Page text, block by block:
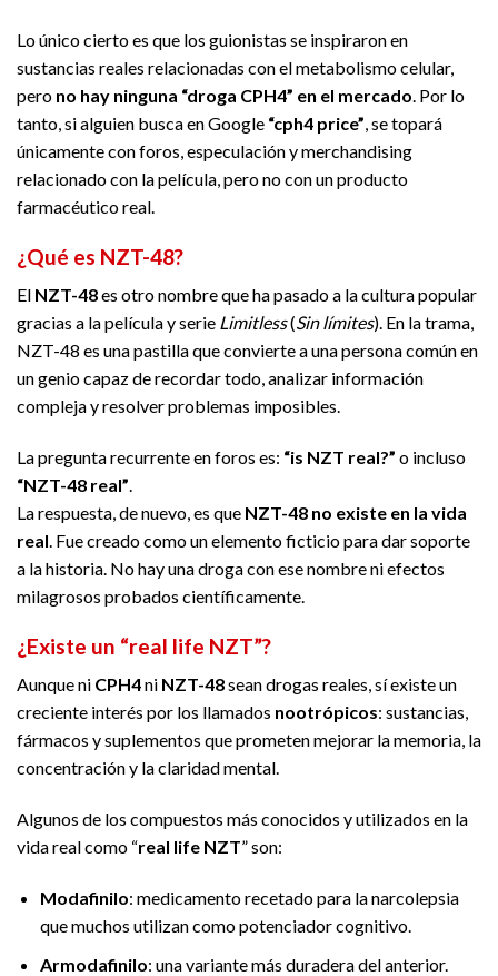
Lo único cierto es que los guionistas se inspiraron en
sustancias reales relacionadas con el metabolismo celular,
pero no hay ninguna “droga CPH4” en el mercado . Por lo
tanto, si alguien busca en Google “cph4 price” , se topará
únicamente con foros, especulación y merchandising
relacionado con la película, pero no con un producto
farmacéutico real.
¿Qué es NZT-48?
El NZT-48es otro nombre que ha pasado a la cultura popular
gracias a la película y serie Limitless(Sin límites). En la trama,
NZT-48 es una pastilla que convierte a una persona común en
un genio capaz de recordar todo, analizar información
compleja y resolver problemas imposibles.
La pregunta recurrente en foros es: “is NZT real?” o incluso
“NZT-48 real”.
La respuesta, de nuevo, es que NZT-48 no existe en la vida
real. Fue creado como un elemento ficticio para dar soporte
a la historia. No hay una droga con ese nombre ni efectos
milagrosos probados científicamente.
¿Existe un “real life NZT”?
Aunque ni CPH4ni NZT-48sean drogas reales, sí existe un
creciente interés por los llamados nootrópicos: sustancias,
fármacos y suplementos que prometen mejorar la memoria, la
concentración y la claridad mental.
Algunos de los compuestos más conocidos y utilizados en la
vida real como “real life NZT” son:
Modafinilo: medicamento recetado para la narcolepsia
que muchos utilizan como potenciador cognitivo.
Armodafinilo: una variante más duradera del anterior.